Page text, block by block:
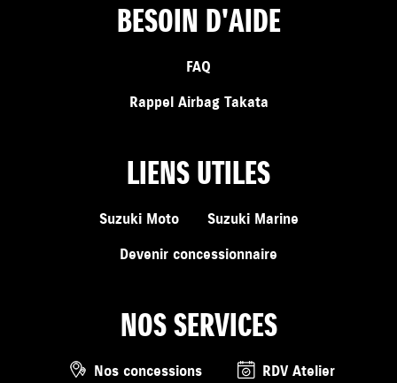
BESOIN D'AIDE
FAQ
Rappel Airbag Takata
LIENS UTILES
Suzuki Moto
Suzuki Marine
Devenir concessionnaire
NOS SERVICES
Nos concessions
RDV Atelier